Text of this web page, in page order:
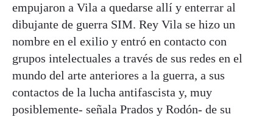
empujaron a Vila a quedarse allí y enterrar al
dibujante de guerra SIM. Rey Vila se hizo un
nombre en el exilio y entró en contacto con
grupos intelectuales a través de sus redes en el
mundo del arte anteriores a la guerra, a sus
contactos de la lucha antifascista y, muy
posiblemente- señala Prados y Rodón- de su